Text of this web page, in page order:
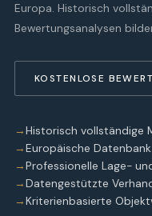
Europa. Historisch
Bewertungsanalysen
KOSTENLOSE
Historisch vollständige
Europäische
Professionelle Lage-
Datengestützte
Kriterienbasierte